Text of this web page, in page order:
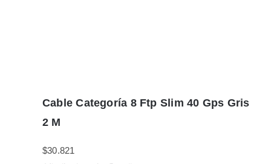
Cable Categoría 8 Ftp Slim 40 Gps Gris
2 M
$30.821